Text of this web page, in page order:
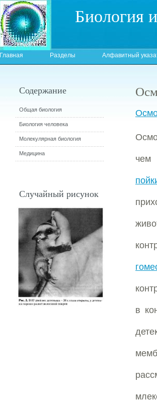
Биология
Главная Разделы Алфавитный
чем
в
Содержание
Общая биология
Биология человека
Молекулярная биология
Медицина
Случайный рисунок